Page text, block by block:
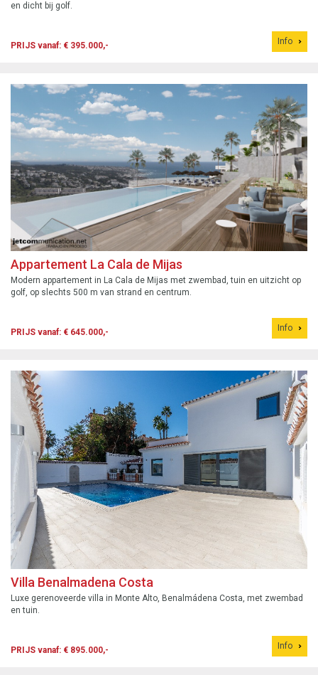
en dicht bij golf.
PRIJS vanaf: € 395.000,- Info
Appartement La Cala de Mijas
Modern appartement in La Cala de Mijas met zwembad, tuin en uitzicht op
golf, op slechts 500 m van strand en centrum.
PRIJS vanaf: € 645.000,- Info
Villa Benalmadena Costa
Luxe gerenoveerde villa in Monte Alto, Benalmádena Costa, met zwembad
en tuin.
PRIJS vanaf: € 895.000,- Info